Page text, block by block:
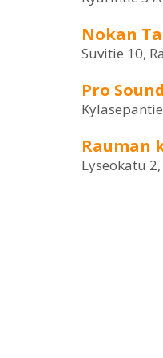
Nokan
Suvitie 10,
Pro
Rauman
Lyseokatu